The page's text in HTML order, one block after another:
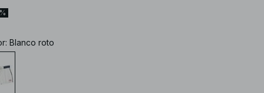
: Blanco roto